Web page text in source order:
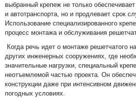
выбранный крепеж не только
и автотранспорта, но и продлевает срок
Использование специализированного
процесс монтажа и обслуживания
Когда речь идет о монтаже решетчатого
других инженерных сооружениях, где
значительные нагрузки, специальный
неотъемлемой частью проекта. Он
конструкции даже при интенсивном
погодных условиях.